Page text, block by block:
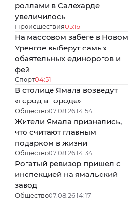
роллами в Салехарде
увеличилось
Происшествия05:16
На массовом забеге в Новом
Уренгое выберут самых
обаятельных единорогов и
фей
Спорт04:51
В столице Ямала возведут
«город в городе»
Общество07.08.26 14:54
Жители Ямала признались,
что считают главным
подарком в жизни
Общество07.08.26 14:34
Рогатый ревизор пришел с
инспекцией на ямальский
завод
Общество07.08.26 14:17